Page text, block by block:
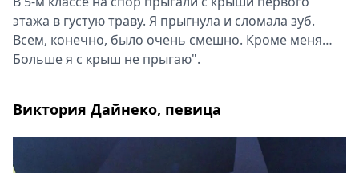
этажа в густую траву. Я прыгнула и сломала зуб.
Всем, конечно, было очень смешно. Кроме меня…
Больше я с крыш не прыгаю".
Виктория Дайнеко, певица